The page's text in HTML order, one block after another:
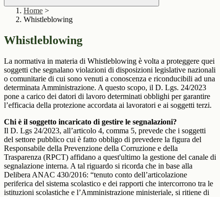
Home >
Whistleblowing
Whistleblowing
La normativa in materia di Whistleblowing è volta a proteggere quei
soggetti che segnalano violazioni di disposizioni legislative nazionali
o comunitarie di cui sono venuti a conoscenza e riconducibili ad una
determinata Amministrazione. A questo scopo, il D. Lgs. 24/2023
pone a carico dei datori di lavoro determinati obblighi per garantire
l’efficacia della protezione accordata ai lavoratori e ai soggetti terzi.
Chi è il soggetto incaricato di gestire le segnalazioni?
Il D. Lgs 24/2023, all’articolo 4, comma 5, prevede che i soggetti
del settore pubblico cui è fatto obbligo di prevedere la figura del
Responsabile della Prevenzione della Corruzione e della
Trasparenza (RPCT) affidano a quest'ultimo la gestione del canale di
segnalazione interna. A tal riguardo si ricorda che in base alla
Delibera ANAC 430/2016: “tenuto conto dell’articolazione
periferica del sistema scolastico e dei rapporti che intercorrono tra le
istituzioni scolastiche e l’Amministrazione ministeriale, si ritiene di